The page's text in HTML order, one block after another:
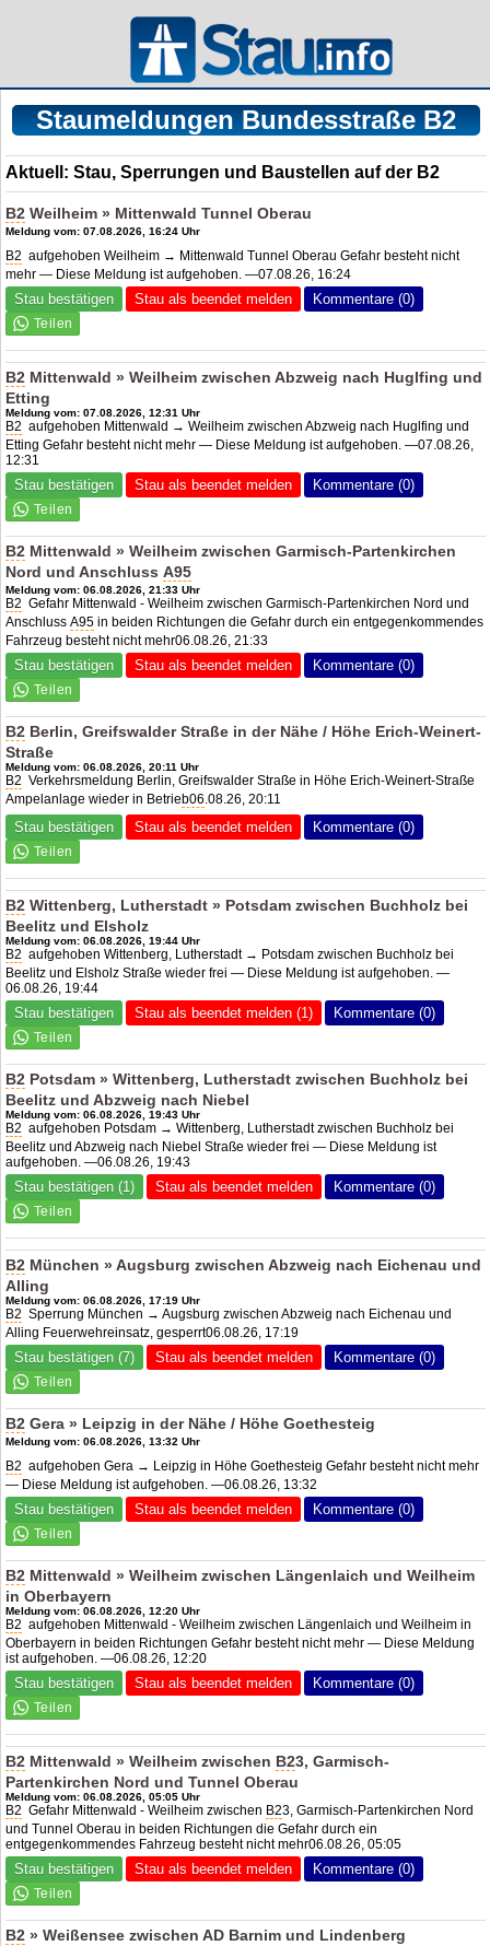
Staumeldungen Bundesstraße B2
Aktuell: Stau, Sperrungen und Baustellen auf der B2
B2 Weilheim » Mittenwald Tunnel Oberau
Meldung vom: 07.08.2026, 16:24 Uhr
B2 aufgehoben Weilheim → Mittenwald Tunnel Oberau Gefahr besteht nicht
mehr — Diese Meldung ist aufgehoben. —07.08.26, 16:24
Stau bestätigen Stau als beendet melden Kommentare (0)
B2 Mittenwald » Weilheim zwischen Abzweig nach Huglfing und
Etting
Meldung vom: 07.08.2026, 12:31 Uhr
B2 aufgehoben Mittenwald → Weilheim zwischen Abzweig nach Huglfing und
Etting Gefahr besteht nicht mehr — Diese Meldung ist aufgehoben. —07.08.26,
12:31
Stau bestätigen Stau als beendet melden Kommentare (0)
B2 Mittenwald » Weilheim zwischen Garmisch-Partenkirchen
Nord und AnschlussA95
Meldung vom: 06.08.2026, 21:33 Uhr
B2 Gefahr Mittenwald - Weilheim zwischen Garmisch-Partenkirchen Nord und
AnschlussA95 in beiden Richtungen die Gefahr durch ein entgegenkommendes
Fahrzeug besteht nicht mehr06.08.26, 21:33
Stau bestätigen Stau als beendet melden Kommentare (0)
B2 Berlin, Greifswalder Straße in der Nähe / Höhe Erich-Weinert-
Straße
Meldung vom: 06.08.2026, 20:11 Uhr
B2 Verkehrsmeldung Berlin, Greifswalder Straße in Höhe Erich-Weinert-Straße
Ampelanlage wieder in Betrieb06.08.26, 20:11
Stau bestätigen Stau als beendet melden Kommentare (0)
B2 Wittenberg, Lutherstadt » Potsdam zwischen Buchholz bei
Beelitz und Elsholz
Meldung vom: 06.08.2026, 19:44 Uhr
B2 aufgehoben Wittenberg, Lutherstadt → Potsdam zwischen Buchholz bei
Beelitz und Elsholz Straße wieder frei — Diese Meldung ist aufgehoben. —
06.08.26, 19:44
Stau bestätigen Stau als beendet melden (1) Kommentare (0)
B2 Potsdam » Wittenberg, Lutherstadt zwischen Buchholz bei
Beelitz und Abzweig nach Niebel
Meldung vom: 06.08.2026, 19:43 Uhr
B2 aufgehoben Potsdam → Wittenberg, Lutherstadt zwischen Buchholz bei
Beelitz und Abzweig nach Niebel Straße wieder frei — Diese Meldung ist
aufgehoben. —06.08.26, 19:43
Stau bestätigen (1) Stau als beendet melden Kommentare (0)
B2 München » Augsburg zwischen Abzweig nach Eichenau und
Alling
Meldung vom: 06.08.2026, 17:19 Uhr
B2 Sperrung München → Augsburg zwischen Abzweig nach Eichenau und
Alling Feuerwehreinsatz, gesperrt06.08.26, 17:19
Stau bestätigen (7) Stau als beendet melden Kommentare (0)
B2 Gera » Leipzig in der Nähe / Höhe Goethesteig
Meldung vom: 06.08.2026, 13:32 Uhr
B2 aufgehoben Gera → Leipzig in Höhe Goethesteig Gefahr besteht nicht mehr
— Diese Meldung ist aufgehoben. —06.08.26, 13:32
Stau bestätigen Stau als beendet melden Kommentare (0)
B2 Mittenwald » Weilheim zwischen Längenlaich und Weilheim
in Oberbayern
Meldung vom: 06.08.2026, 12:20 Uhr
B2 aufgehoben Mittenwald - Weilheim zwischen Längenlaich und Weilheim in
Oberbayern in beiden Richtungen Gefahr besteht nicht mehr — Diese Meldung
ist aufgehoben. —06.08.26, 12:20
Stau bestätigen Stau als beendet melden Kommentare (0)
B2 Mittenwald » Weilheim zwischen B23, Garmisch-
Partenkirchen Nord und Tunnel Oberau
Meldung vom: 06.08.2026, 05:05 Uhr
B2 Gefahr Mittenwald - Weilheim zwischen B23, Garmisch-Partenkirchen Nord
und Tunnel Oberau in beiden Richtungen die Gefahr durch ein
entgegenkommendes Fahrzeug besteht nicht mehr06.08.26, 05:05
Stau bestätigen Stau als beendet melden Kommentare (0)
B2 » Weißensee zwischenAD Barnim und Lindenberg